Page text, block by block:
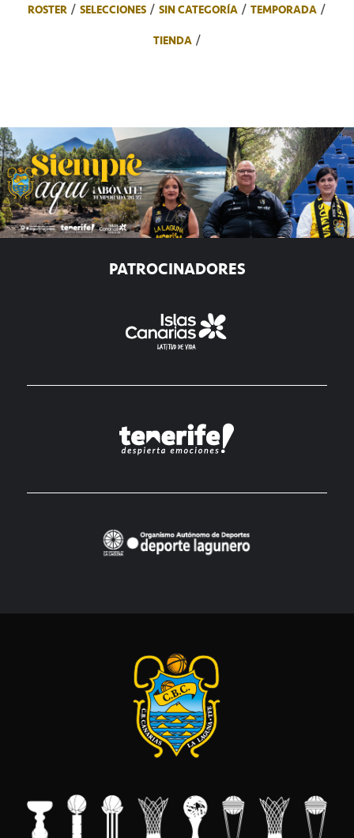
ROSTER
SELECCIONES SIN CATEGORÍA
TEMPORADA
TIENDA
PATROCINADORES